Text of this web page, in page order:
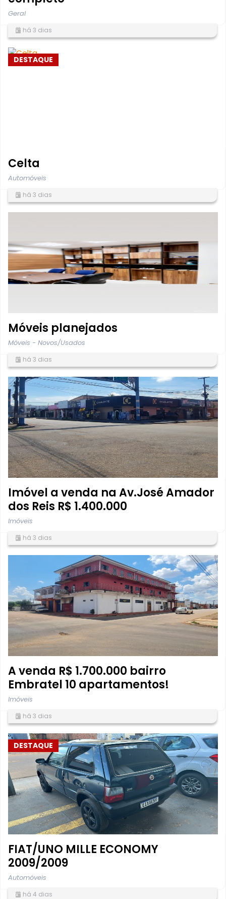
Geral
há 3 dias
DESTAQUE
Celta
Automóveis
há 3 dias
Móveis planejados
Móveis - Novos/Usados
há 3 dias
Imóvel a venda na Av.José Amador
dos Reis R$ 1.400.000
Imóveis
há 3 dias
A venda R$ 1.700.000 bairro
Embratel 10 apartamentos!
Imóveis
há 3 dias
DESTAQUE
FIAT/UNO MILLE ECONOMY
2009/2009
Automóveis
há 4 dias